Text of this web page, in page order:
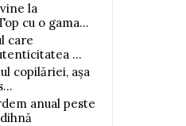
la
cu o gama...
care
...
copilăriei, așa
anual peste